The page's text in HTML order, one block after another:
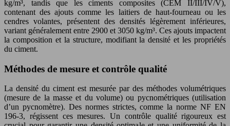
kg/m³, tandis que les ciments composites (CEM II/III/IV/V),
contenant des ajouts comme les laitiers de haut-fourneau ou les
cendres volantes, présentent des densités légèrement inférieures,
variant généralement entre 2900 et 3050 kg/m³. Ces ajouts impactent
la composition et la structure, modifiant la densité et les propriétés
du ciment.
Méthodes de mesure et contrôle qualité
La densité du ciment est mesurée par des méthodes volumétriques
(mesure de la masse et du volume) ou pycnométriques (utilisation
d’un pycnomètre). Des normes strictes, comme la norme NF EN
196-3, régissent ces mesures. Un contrôle qualité rigoureux est